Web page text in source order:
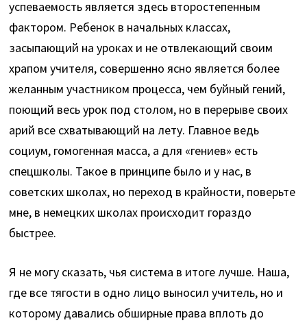
успеваемость является здесь второстепенным
фактором. Ребенок в начальных классах,
засыпающий на уроках и не отвлекающий своим
храпом учителя, совершенно ясно является более
желанным участником процесса, чем буйный гений,
поющий весь урок под столом, но в перерыве своих
арий все схватывающий на лету. Главное ведь
социум, гомогенная масса, а для «гениев» есть
спецшколы. Такое в принципе было и у нас, в
советских школах, но переход в крайности, поверьте
мне, в немецких школах происходит гораздо
быстрее.
Я не могу сказать, чья система в итоге лучше. Наша,
где все тягости в одно лицо выносил учитель, но и
которому давались обширные права вплоть до